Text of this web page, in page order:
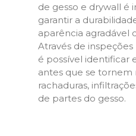
de gesso e drywall é
garantir a
aparência agradável
Através de
é possível identificar
antes que se tornem
rachaduras,
de partes do gesso.